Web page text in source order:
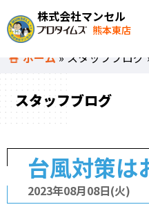
株式会社マンセル
熊本東店
ホーム » スタッフブログ
スタッフブログ
台風対策は
2023年08月08日(火)